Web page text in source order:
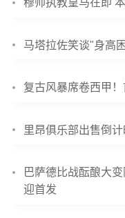
穆帅执教皇马在即
马塔拉佐笑谈"身高
复古风暴席卷西甲
里昂俱乐部出售倒
巴萨德比战酝酿大
迎首发